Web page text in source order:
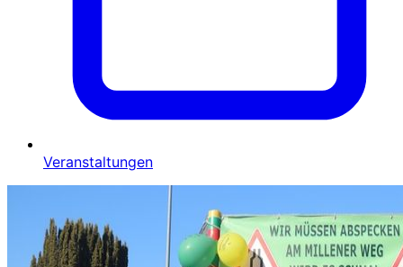
Veranstaltungen